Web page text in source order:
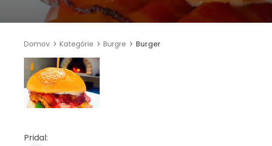
Domov Kategórie Burgre Burger
Pridal: